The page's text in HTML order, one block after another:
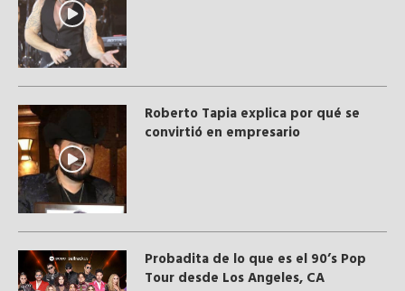
Roberto Tapia explica por qué se
convirtió en empresario
Probadita de lo que es el 90’s Pop
Tour desde Los Angeles, CA